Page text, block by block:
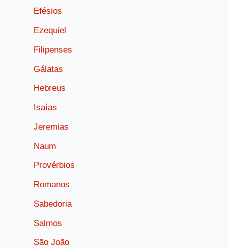
Efésios
Ezequiel
Filipenses
Gálatas
Hebreus
Isaías
Jeremias
Naum
Provérbios
Romanos
Sabedoria
Salmos
São João